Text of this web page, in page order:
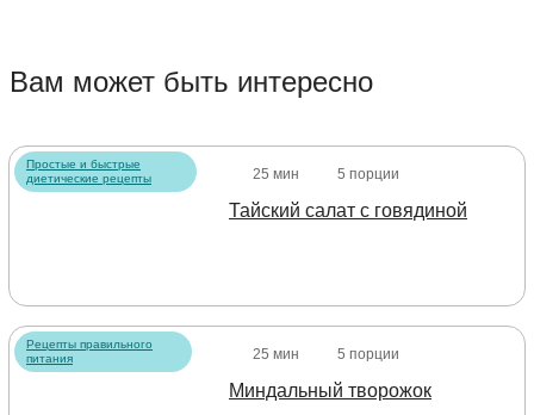
Вам может быть интересно
Простые и быстрые
диетические рецепты
25 мин 5 порции
Тайский салат с говядиной
Рецепты правильного
питания
25 мин 5 порции
Миндальный творожок